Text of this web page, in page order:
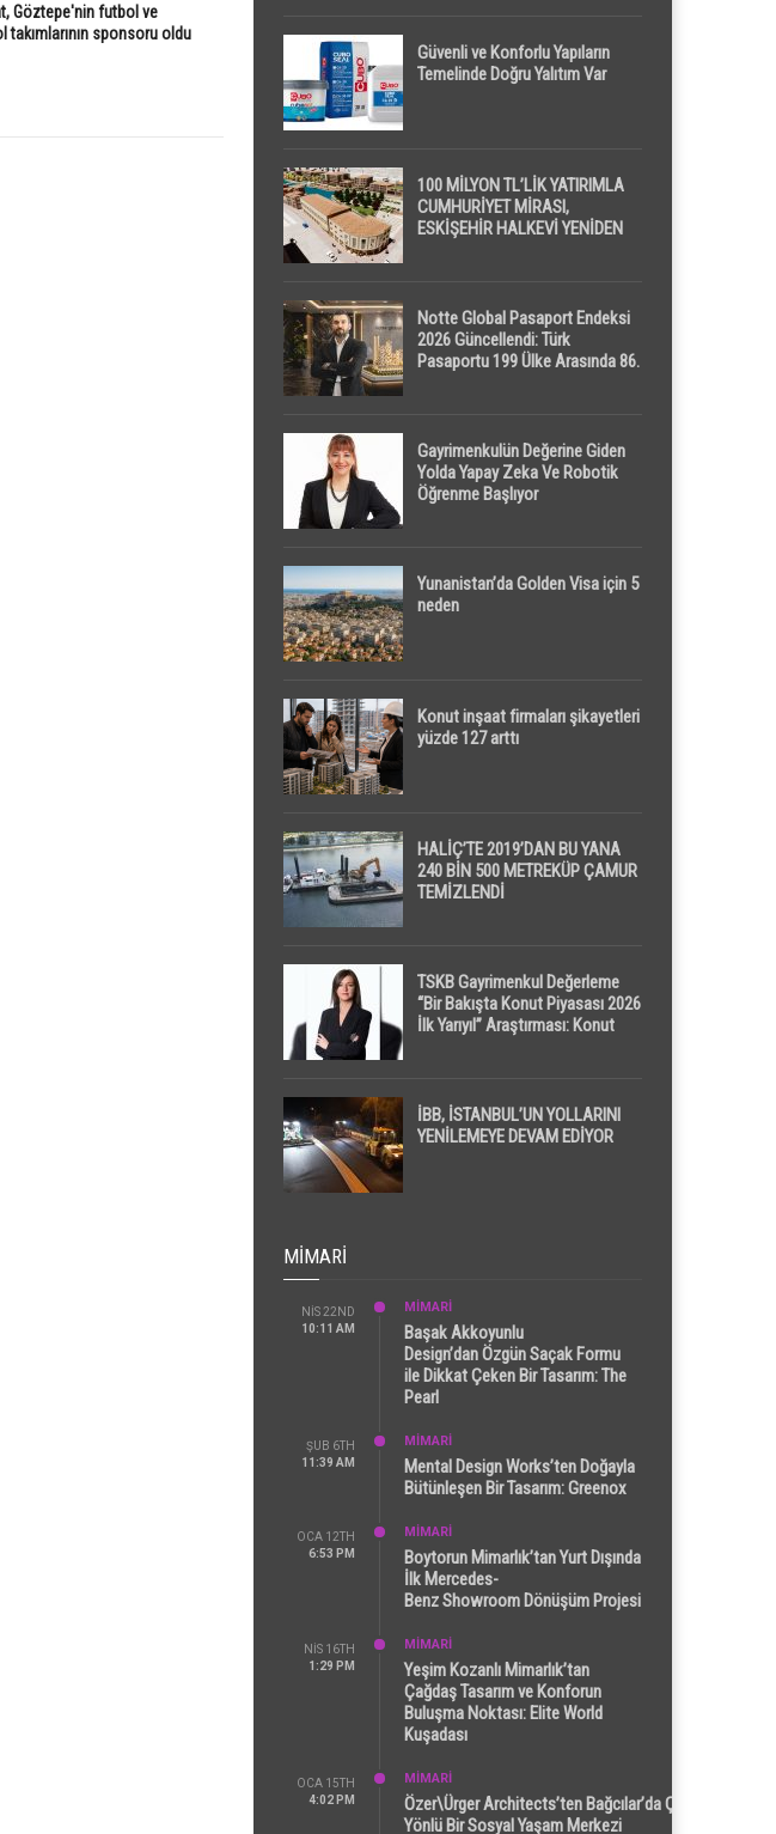
Göztepe'nin futbol ve
takımlarının sponsoru oldu
Güvenli ve Konforlu Yapıların
Temelinde Doğru Yalıtım Var
100 MİLYON TL’LİK YATIRIMLA
CUMHURİYET MİRASI,
ESKİŞEHİR HALKEVİ YENİDEN
Notte Global Pasaport Endeksi
2026 Güncellendi: Türk
Pasaportu 199 Ülke Arasında 86.
Gayrimenkulün Değerine Giden
Yolda Yapay Zeka Ve Robotik
Öğrenme Başlıyor
Yunanistan’da Golden Visa için 5
neden
Konut inşaat firmaları şikayetleri
yüzde 127 arttı
HALİÇ’TE 2019’DAN BU YANA
240 BİN 500 METREKÜP ÇAMUR
TEMİZLENDİ
TSKB Gayrimenkul Değerleme
“Bir Bakışta Konut Piyasası 2026
İlk Yarıyıl” Araştırması: Konut
Dikkat Çekti
İBB, İSTANBUL’UN YOLLARINI
YENİLEMEYE DEVAM EDİYOR
MIMARI
NIS 22ND
10:11 AM
MİMARİ
Başak Akkoyunlu
Design’dan Özgün Saçak Formu
ile Dikkat Çeken Bir Tasarım: The
Pearl
ŞUB 6TH
11:39 AM
MİMARİ
Mental Design Works’ten Doğayla
Bütünleşen Bir Tasarım: Greenox
OCA 12TH
6:53 PM
MİMARİ
Boytorun Mimarlık’tan Yurt Dışında
İlk Mercedes-
Benz Showroom Dönüşüm Projesi
NIS 16TH
1:29 PM
MİMARİ
Yeşim Kozanlı Mimarlık’tan
Çağdaş Tasarım ve Konforun
Buluşma Noktası: Elite World
Kuşadası
OCA 15TH
4:02 PM
MİMARİ
Özer\Ürger Architects’ten Bağcılar’da Çok
Yönlü Bir Sosyal Yaşam Merkezi